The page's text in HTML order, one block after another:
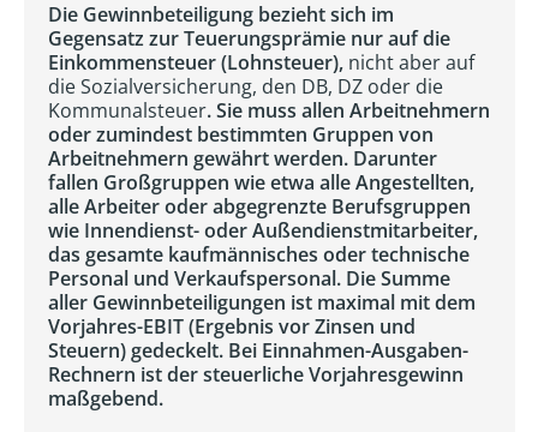
Die Gewinnbeteiligung bezieht sich im
Gegensatz zur Teuerungsprämie nur auf die
Einkommensteuer (Lohnsteuer), nicht aber auf
die Sozialversicherung, den DB, DZ oder die
Kommunalsteuer. Sie muss allen Arbeitnehmern
oder zumindest bestimmten Gruppen von
Arbeitnehmern gewährt werden. Darunter
fallen Großgruppen wie etwa alle Angestellten,
alle Arbeiter oder abgegrenzte Berufsgruppen
wie Innendienst- oder Außendienstmitarbeiter,
das gesamte kaufmännisches oder technische
Personal und Verkaufspersonal. Die Summe
aller Gewinnbeteiligungen ist maximal mit dem
Vorjahres-EBIT (Ergebnis vor Zinsen und
Steuern) gedeckelt. Bei Einnahmen-Ausgaben-
Rechnern ist der steuerliche Vorjahresgewinn
maßgebend.